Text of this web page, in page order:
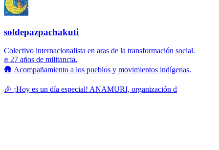
soldepazpachakuti
Colectivo internacionalista en aras de la transformación social.
✊ 27 años de militancia.
🛖 Acompañamiento a los pueblos y movimientos indígenas.
🎉 ¡Hoy es un día especial! ANAMURI, organización d